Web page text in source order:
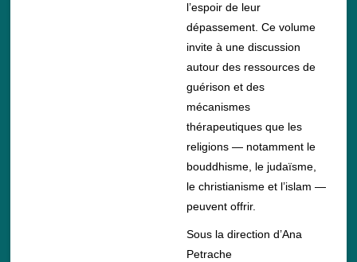
l’espoir de leur
dépassement. Ce volume
invite à une discussion
autour des ressources de
guérison et des
mécanismes
thérapeutiques que les
religions — notamment le
bouddhisme, le judaïsme,
le christianisme et l’islam —
peuvent offrir.
Sous la direction d’Ana
Petrache